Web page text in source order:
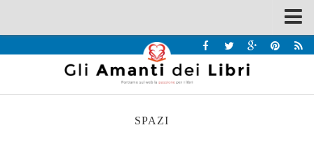
Recensioni
Interviste & Incontri
SPAZI